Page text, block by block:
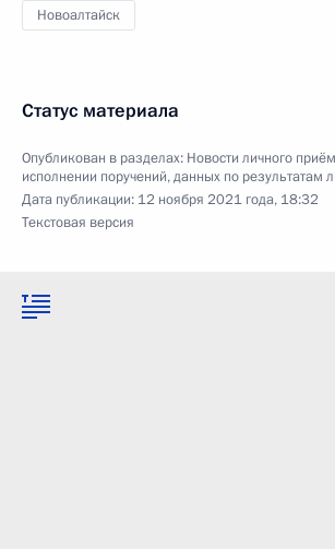
Новоалтайск
Статус материала
Опубликован в разделах: Новости личного
исполнении поручений, данных по результатам
Дата публикации: 12 ноября 2021 года, 18:32
Текстовая версия